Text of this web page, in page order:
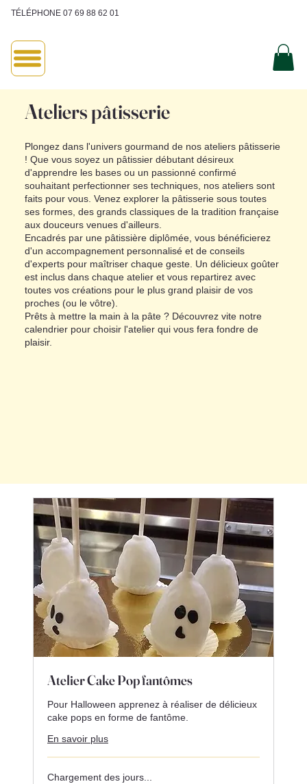
TÉLÉPHONE 07 69 88 62 01
Ateliers pâtisserie
Plongez dans l'univers gourmand de nos ateliers pâtisserie
! Que vous soyez un pâtissier débutant désireux
d'apprendre les bases ou un passionné confirmé
souhaitant perfectionner ses techniques, nos ateliers sont
faits pour vous. Venez explorer la pâtisserie sous toutes
ses formes, des grands classiques de la tradition française
aux douceurs venues d'ailleurs.
Encadrés par une pâtissière diplômée, vous bénéficierez
d'un accompagnement personnalisé et de conseils
d'experts pour maîtriser chaque geste. Un délicieux goûter
est inclus dans chaque atelier et vous repartirez avec
toutes vos créations pour le plus grand plaisir de vos
proches (ou le vôtre).
Prêts à mettre la main à la pâte ? Découvrez vite notre
calendrier pour choisir l'atelier qui vous fera fondre de
plaisir.
Atelier Cake Pop fantômes
Pour Halloween apprenez à réaliser de délicieux
cake pops en forme de fantôme.
En savoir plus
Chargement des jours...